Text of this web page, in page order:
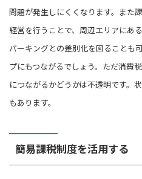
問題が発生しにくくなります。また
経営を行うことで、周辺エリアにあ
パーキングとの差別化を図ることも
プにもつながるでしょう。ただ消費
につながるかどうかは不透明です。
もあります。
簡易課税制度を活用する